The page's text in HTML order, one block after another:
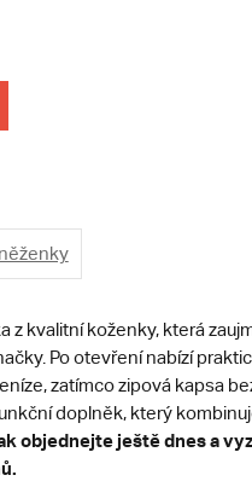
z kvalitní koženky, která
Po otevření nabízí
zatímco zipová kapsa
doplněk, který
objednejte ještě dnes a